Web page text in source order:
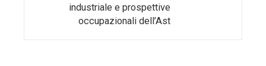
industriale e prospettive
occupazionali dell’Ast